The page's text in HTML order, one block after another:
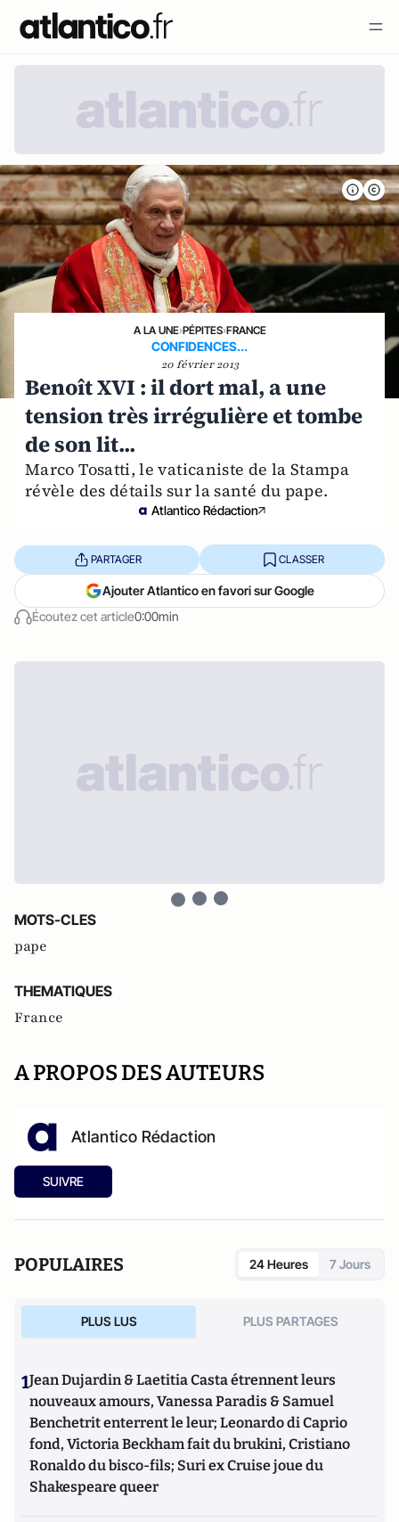
A LA UNE›PÉPITES›FRANCE
CONFIDENCES...
20 février 2013
Benoît XVI : il dort mal, a une
tension très irrégulière et tombe
de son lit...
Marco Tosatti, le vaticaniste de la Stampa
révèle des détails sur la santé du pape.
Atlantico Rédaction
Écoutez cet article0:00min
PARTAGER CLASSER
Ajouter Atlantico en favori sur Google
MOTS-CLES
pape
THEMATIQUES
France
A PROPOS DES AUTEURS
Atlantico Rédaction
SUIVRE
POPULAIRES 24 Heures 7 Jours
PLUS LUS PLUS PARTAGES
1Jean Dujardin & Laetitia Casta étrennent leurs
nouveaux amours, Vanessa Paradis & Samuel
Benchetrit enterrent le leur; Leonardo di Caprio
fond, Victoria Beckham fait du brukini, Cristiano
Ronaldo du bisco-fils; Suri ex Cruise joue du
Shakespeare queer